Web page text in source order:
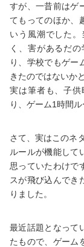
すが、一昔前はゲ
てもってのほか、
いう風潮でした
く、害があるだ
り、学校でもゲー
きたのではないか
実は筆者も、子
り、ゲーム1時間
さて、実はこのネ
ルールが機能して
思っていたわけで
スが飛び込んでき
りました。
最近話題となって
たもので、ゲーム